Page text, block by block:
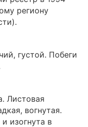
региону
густой. Побеги
Листовая
вогнутая.
изогнута в